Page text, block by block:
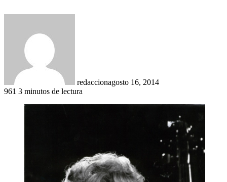
redaccionagosto 16, 2014
961 3 minutos de lectura